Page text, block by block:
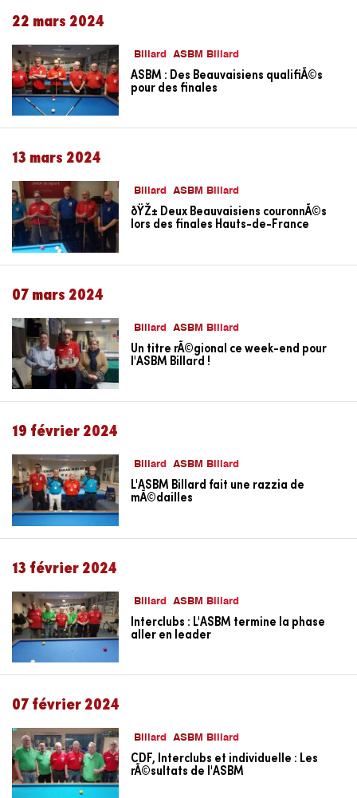
22 mars 2024
Billard ASBM Billard
ASBM : Des Beauvaisiens qualifiÃ©s
pour des finales
13 mars 2024
Billard ASBM Billard
ðŸŽ± Deux Beauvaisiens couronnÃ©s
lors des finales Hauts-de-France
07 mars 2024
Billard ASBM Billard
Un titre rÃ©gional ce week-end pour
l'ASBM Billard !
19 février 2024
Billard ASBM Billard
L'ASBM Billard fait une razzia de
mÃ©dailles
13 février 2024
Billard ASBM Billard
Interclubs : L'ASBM termine la phase
aller en leader
07 février 2024
Billard ASBM Billard
CDF, Interclubs et individuelle : Les
rÃ©sultats de l'ASBM